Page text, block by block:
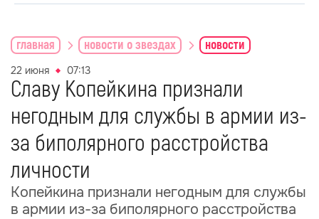
главная новости о звездах новости
22 июня 07:13
Славу Копейкина признали
негодным для службы в армии из-
за биполярного расстройства
личности
Копейкина признали негодным для службы
в армии из-за биполярного расстройства